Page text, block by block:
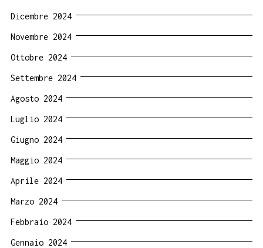
Dicembre 2024
Novembre 2024
Ottobre 2024
Settembre 2024
Agosto 2024
Luglio 2024
Giugno 2024
Maggio 2024
Aprile 2024
Marzo 2024
Febbraio 2024
Gennaio 2024